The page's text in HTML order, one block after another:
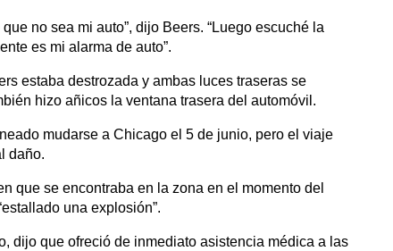
no sea mi auto”, dijo Beers. “Luego escuché la
es mi alarma de auto”.
estaba destrozada y ambas luces traseras se
hizo añicos la ventana trasera del automóvil.
mudarse a Chicago el 5 de junio, pero el viaje
daño.
que se encontraba en la zona en el momento del
una explosión”.
dijo que ofreció de inmediato asistencia médica a las